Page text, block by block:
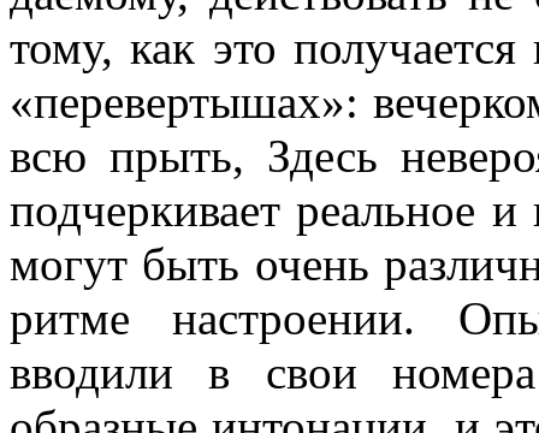
тому, как это
«перевер­тышах»:
всю прыть, Здесь
подчеркивает реальное
могут быть очень
ритме настроении.
вводили в свои